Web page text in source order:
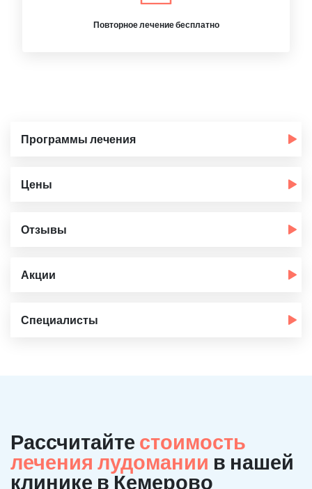
Повторное лечение бесплатно
Программы лечения
Цены
Отзывы
Акции
Специалисты
Рассчитайте стоимость
лечения лудомании в нашей
клинике в Кемерово